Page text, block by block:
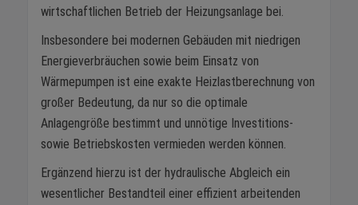
wirtschaftlichen Betrieb der Heizungsanlage bei.
Insbesondere bei modernen Gebäuden mit niedrigen
Energieverbräuchen sowie beim Einsatz von
Wärmepumpen ist eine exakte Heizlastberechnung von
großer Bedeutung, da nur so die optimale
Anlagengröße bestimmt und unnötige Investitions-
sowie Betriebskosten vermieden werden können.
Ergänzend hierzu ist der hydraulische Abgleich ein
wesentlicher Bestandteil einer effizient arbeitenden